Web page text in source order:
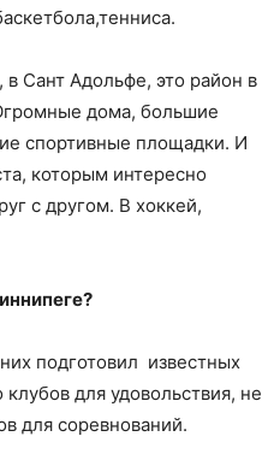
Сант Адольфе, это район в
дома, большие
спортивные площадки. И
которым интересно
с другом. В хоккей,
подготовил известных
для удовольствия, не
для соревнований.